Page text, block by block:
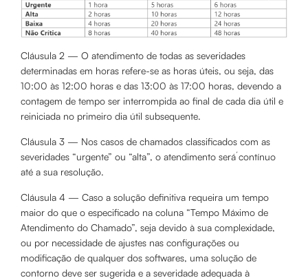
Cláusula 2 — O atendimento de todas as severidades
determinadas em horas refere-se as horas úteis, ou seja, das
10:00 às 12:00 horas e das 13:00 às 17:00 horas, devendo a
contagem de tempo ser interrompida ao final de cada dia útil e
reiniciada no primeiro dia útil subsequente.
Cláusula 3 — Nos casos de chamados classificados com as
severidades “urgente” ou “alta”, o atendimento será́ contínuo
até a sua resolução.
Cláusula 4 — Caso a solução definitiva requeira um tempo
maior do que o especificado na coluna “Tempo Máximo de
Atendimento do Chamado”, seja devido à sua complexidade,
ou por necessidade de ajustes nas configurações ou
modificação de qualquer dos softwares, uma solução de
contorno deve ser sugerida e a severidade adequada à